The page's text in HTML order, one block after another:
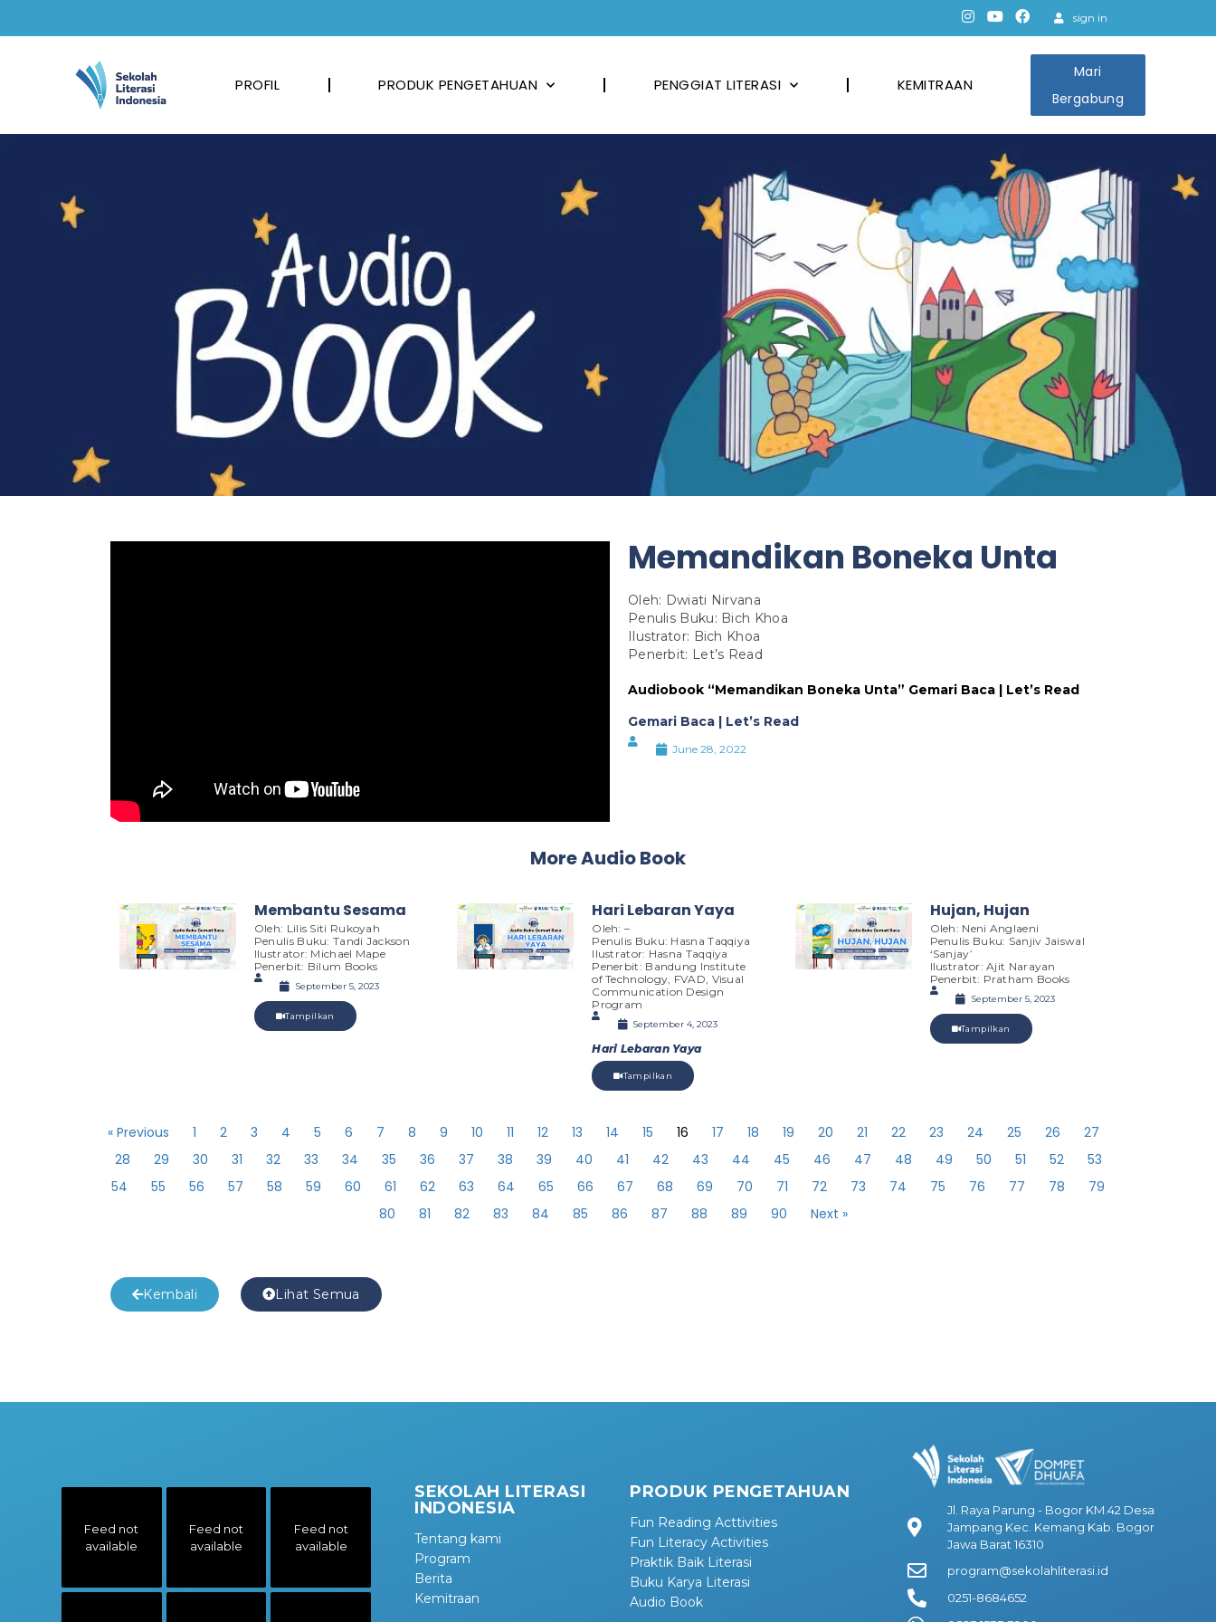
sign in
PROFIL PRODUK PENGETAHUAN PENGGIAT LITERASI KEMITRAAN
Mari
Bergabung
Memandikan Boneka Unta
Oleh: Dwiati Nirvana
Penulis Buku: Bich Khoa
Ilustrator: Bich Khoa
Penerbit: Let’s Read
Audiobook “Memandikan Boneka Unta” Gemari Baca | Let’s Read
Gemari Baca | Let’s Read
June 28, 2022
More Audio Book
Membantu Sesama
Oleh: Lilis Siti Rukoyah
Penulis Buku: Tandi Jackson
Ilustrator: Michael Mape
Penerbit: Bilum Books
September 5, 2023
Tampilkan
Hari Lebaran Yaya
Oleh: –
Penulis Buku: Hasna Taqqiya
Ilustrator: Hasna Taqqiya
Penerbit: Bandung Institute
of Technology, FVAD, Visual
Communication Design
Program
September 4, 2023
Hari Lebaran Yaya
Tampilkan
Hujan, Hujan
Oleh: Neni Anglaeni
Penulis Buku: Sanjiv Jaiswal
‘Sanjay’
Ilustrator: Ajit Narayan
Penerbit: Pratham Books
September 5, 2023
Tampilkan
« Previous 1 2 3 4 5 6 7 8 9 10 11 12 13 14 15 16 17 18 19 20 21 22 23 24 25 26
27
28
29 30 31 32 33 34 35 36 37 38 39 40 41 42 43 44 45 46 47 48 49 50 51 52
53
54
55 56 57 58 59 60 61 62 63 64 65 66 67 68 69 70 71 72 73 74 75 76 77 78
79
80
81 82 83 84 85 86 87 88 89 90 Next »
Kembali Lihat Semua
Feed not
available
Feed not
available
Feed not
available
SEKOLAH LITERASI
INDONESIA
Tentang kami
Program
Berita
Kemitraan
PRODUK PENGETAHUAN
Fun Reading Acttivities
Fun Literacy Activities
Praktik Baik Literasi
Buku Karya Literasi
Audio Book
Jl. Raya Parung - Bogor KM.42 Desa
Jampang Kec. Kemang Kab. Bogor
Jawa Barat 16310
program@sekolahliterasi.id
0251-8684652